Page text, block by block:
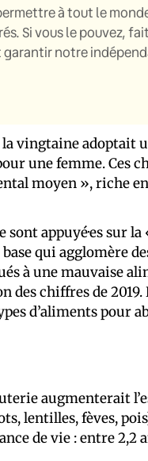
à tout le
Si vous le pouvez,
garantir notre
vingtaine
une femme. Ces
moyen », riche
appuyé·es sur
qui agglomère
à une mauvaise
des chiffres de
d’aliments pour
augmenterait
lentilles, fèves,
de vie : entre 2,2